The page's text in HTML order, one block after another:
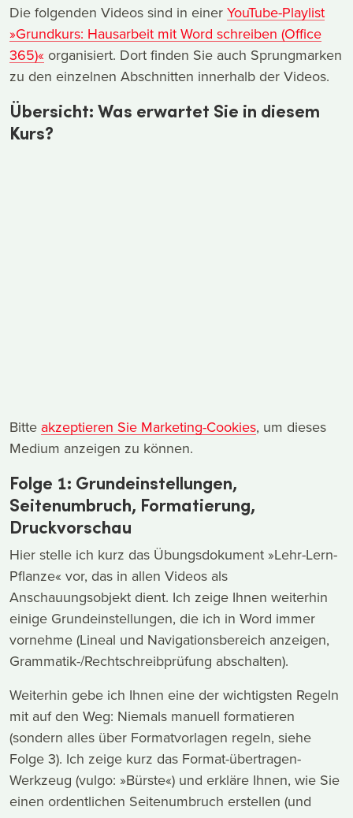
Die folgenden Videos sind in einer YouTube-Playlist
»Grundkurs: Hausarbeit mit Word schreiben (Office
365)« organisiert. Dort finden Sie auch Sprungmarken
zu den einzelnen Abschnitten innerhalb der Videos.
Übersicht: Was erwartet Sie in diesem
Kurs?
Bitte akzeptieren Sie Marketing-Cookies, um dieses
Medium anzeigen zu können.
Folge 1: Grundeinstellungen,
Seitenumbruch, Formatierung,
Druckvorschau
Hier stelle ich kurz das Übungsdokument »Lehr-Lern-
Pflanze« vor, das in allen Videos als
Anschauungsobjekt dient. Ich zeige Ihnen weiterhin
einige Grundeinstellungen, die ich in Word immer
vornehme (Lineal und Navigationsbereich anzeigen,
Grammatik-/Rechtschreibprüfung abschalten).
Weiterhin gebe ich Ihnen eine der wichtigsten Regeln
mit auf den Weg: Niemals manuell formatieren
(sondern alles über Formatvorlagen regeln, siehe
Folge 3). Ich zeige kurz das Format-übertragen-
Werkzeug (vulgo: »Bürste«) und erkläre Ihnen, wie Sie
einen ordentlichen Seitenumbruch erstellen (und